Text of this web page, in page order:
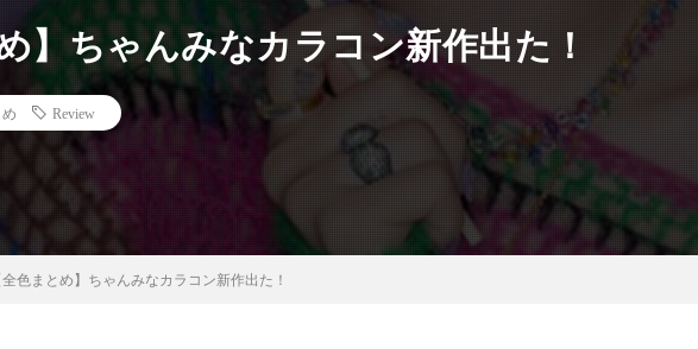
】ちゃんみなカラコン新作出た！
Review
全色まとめ】ちゃんみなカラコン新作出た！